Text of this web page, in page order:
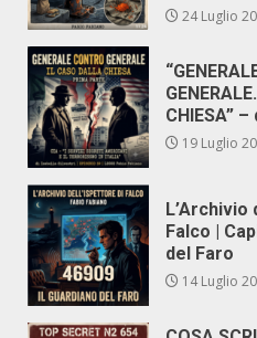
24 Luglio
CHIESA”
19 Luglio
L’Archivio
Falco |
del Faro
14 Luglio